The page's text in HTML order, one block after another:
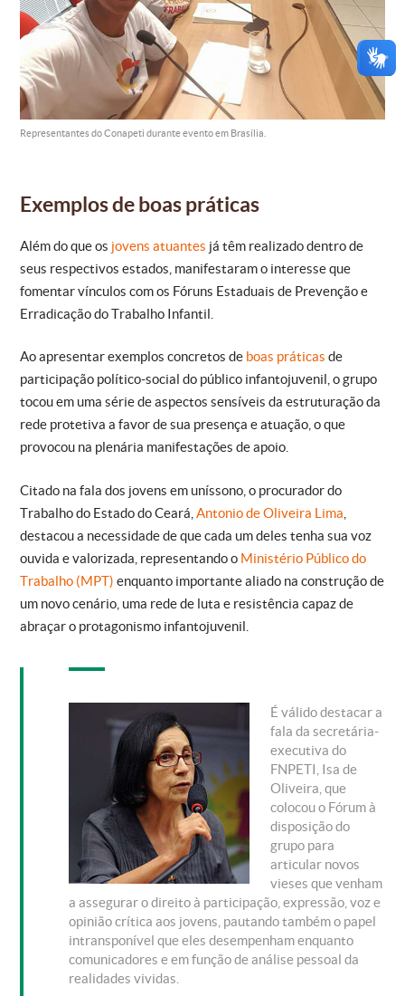
Representantes do Conapeti durante evento em Brasília.
Exemplos de boas práticas
Além do que os jovens atuantes já têm realizado dentro de
seus respectivos estados, manifestaram o interesse que
fomentar vínculos com os Fóruns Estaduais de Prevenção e
Erradicação do Trabalho Infantil.
Ao apresentar exemplos concretos de boas práticas de
participação político-social do público infantojuvenil, o grupo
tocou em uma série de aspectos sensíveis da estruturação da
rede protetiva a favor de sua presença e atuação, o que
provocou na plenária manifestações de apoio.
Citado na fala dos jovens em uníssono, o procurador do
Trabalho do Estado do Ceará, Antonio de Oliveira Lima
destacou a necessidade de que cada um deles tenha sua voz
ouvida e valorizada, representando o Ministério Público do
Trabalho (MPT) enquanto importante aliado na construção de
um novo cenário, uma rede de luta e resistência capaz de
abraçar o protagonismo infantojuvenil.
É válido destacar a
fala da secretária-
executiva do
FNPETI, Isa de
Oliveira, que
colocou o Fórum à
disposição do
grupo para
articular novos
vieses que venham
a assegurar o direito à participação, expressão, voz e
opinião crítica aos jovens, pautando também o papel
intransponível que eles desempenham enquanto
comunicadores e em função de análise pessoal da
realidades vividas.